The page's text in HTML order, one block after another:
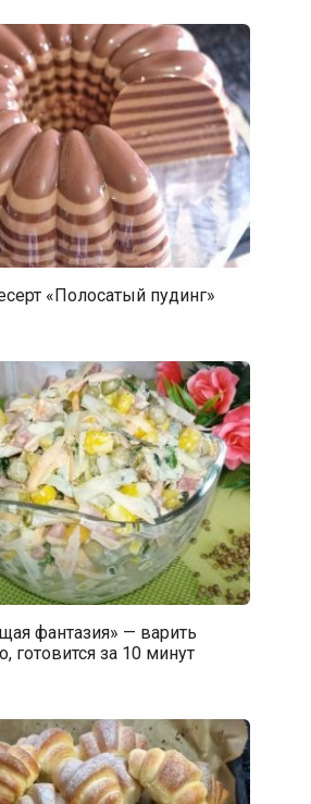
«Полосатый пудинг»
фантазия» — варить
готовится за 10 минут